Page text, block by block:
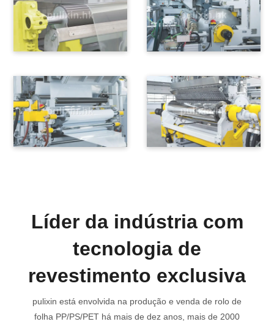
Líder da indústria com
tecnologia de
revestimento exclusiva
pulixin está envolvida na produção e venda de rolo de
folha PP/PS/PET há mais de dez anos, mais de 2000